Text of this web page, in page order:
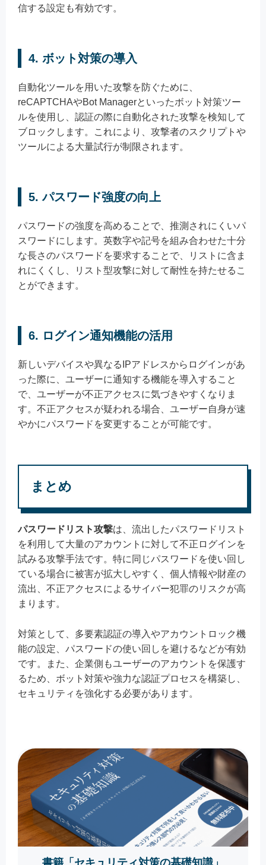
信する設定も有効です。
4. ボット対策の導入
自動化ツールを用いた攻撃を防ぐために、
reCAPTCHAやBot Managerといったボット対策ツー
ルを使用し、認証の際に自動化された攻撃を検知して
ブロックします。これにより、攻撃者のスクリプトや
ツールによる大量試行が制限されます。
5. パスワード強度の向上
パスワードの強度を高めることで、推測されにくいパ
スワードにします。英数字や記号を組み合わせた十分
な長さのパスワードを要求することで、リストに含ま
れにくくし、リスト型攻撃に対して耐性を持たせるこ
とができます。
6. ログイン通知機能の活用
新しいデバイスや異なるIPアドレスからログインがあ
った際に、ユーザーに通知する機能を導入すること
で、ユーザーが不正アクセスに気づきやすくなりま
す。不正アクセスが疑われる場合、ユーザー自身が速
やかにパスワードを変更することが可能です。
まとめ
パスワードリスト攻撃は、流出したパスワードリスト
を利用して大量のアカウントに対して不正ログインを
試みる攻撃手法です。特に同じパスワードを使い回し
ている場合に被害が拡大しやすく、個人情報や財産の
流出、不正アクセスによるサイバー犯罪のリスクが高
まります。
対策として、多要素認証の導入やアカウントロック機
能の設定、パスワードの使い回しを避けるなどが有効
です。また、企業側もユーザーのアカウントを保護す
るため、ボット対策や強力な認証プロセスを構築し、
セキュリティを強化する必要があります。
書籍「セキュリティ対策の基礎知識」